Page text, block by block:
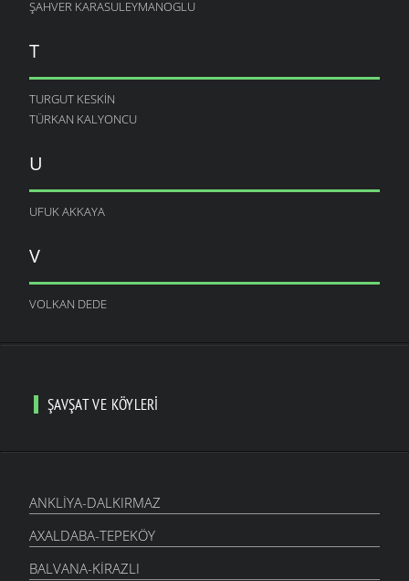
ŞAHVER KARASULEYMANOGLU
T
TURGUT KESKIN
TÜRKAN KALYONCU
U
UFUK AKKAYA
V
VOLKAN DEDE
ŞAVŞAT VE KÖYLERI
ANKLIYA-DALKIRMAZ
AXALDABA-TEPEKÖY
BALVANA-KIRAZLI